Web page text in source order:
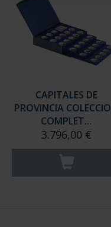
CAPITALES DE
PROVINCIA
COMPLET...
3.796,00 €